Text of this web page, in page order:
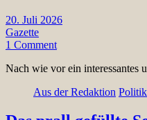
20. Juli 2026
Gazette
1 Comment
Nach wie vor ein interessantes
Aus der Redaktion